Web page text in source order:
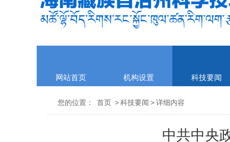
网站首页 机构设置 科技要闻
您的位置： 首页 >科技要闻 >详细内容
中共中央